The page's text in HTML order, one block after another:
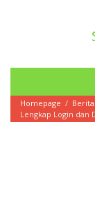
Homepage / Berita
Lengkap Login dan